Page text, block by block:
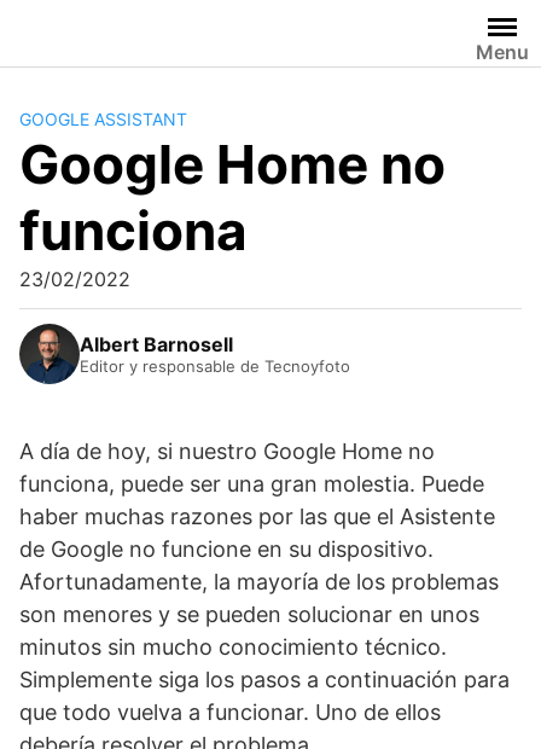
contenido
Menu
GOOGLE ASSISTANT
Google Home no
funciona
23/02/2022
Albert Barnosell
Editor y responsable de Tecnoyfoto
A día de hoy, si nuestro Google Home no
funciona, puede ser una gran molestia. Puede
haber muchas razones por las que el Asistente
de Google no funcione en su dispositivo.
Afortunadamente, la mayoría de los problemas
son menores y se pueden solucionar en unos
minutos sin mucho conocimiento técnico.
Simplemente siga los pasos a continuación para
que todo vuelva a funcionar. Uno de ellos